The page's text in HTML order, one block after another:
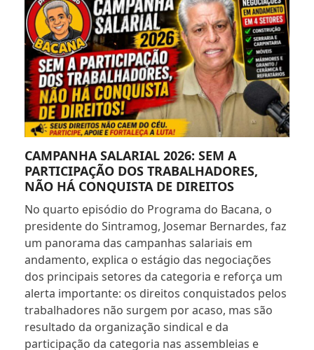
CAMPANHA SALARIAL 2026: SEM A
PARTICIPAÇÃO DOS TRABALHADORES,
NÃO HÁ CONQUISTA DE DIREITOS
No quarto episódio do Programa do Bacana, o
presidente do Sintramog, Josemar Bernardes, faz
um panorama das campanhas salariais em
andamento, explica o estágio das negociações
dos principais setores da categoria e reforça um
alerta importante: os direitos conquistados pelos
trabalhadores não surgem por acaso, mas são
resultado da organização sindical e da
participação da categoria nas assembleias e